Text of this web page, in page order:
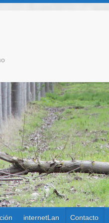
internetLan Contacto